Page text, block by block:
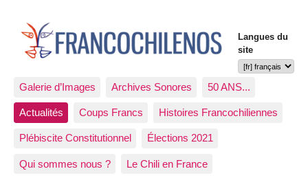
Langues du
site
Galerie d’Images Archives Sonores 50 ANS...
Actualités Coups Francs Histoires Francochiliennes
Plébiscite Constitutionnel Élections 2021
Qui sommes nous ? Le Chili en France